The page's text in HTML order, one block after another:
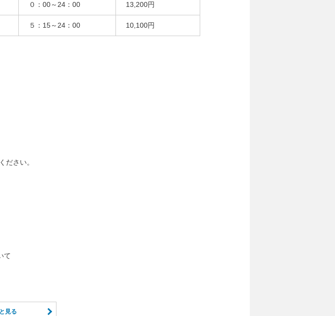
０：00～24：00 13,200円
５：15～24：00 10,100円
ださい。
て
見る